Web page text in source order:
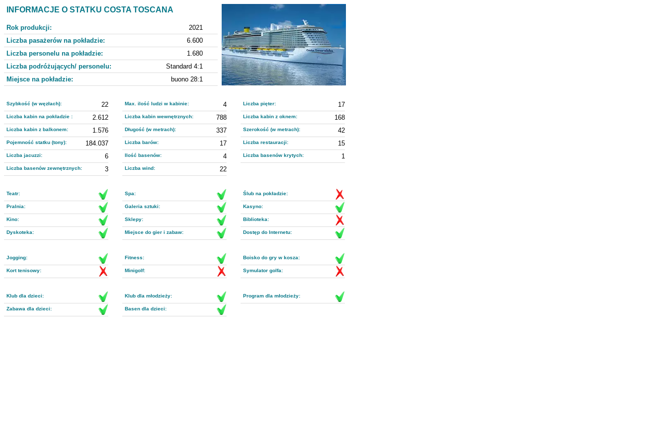
INFORMACJE O STATKU COSTA TOSCANA
Rok produkcji:
2021
Liczba pasażerów na pokładzie:
6.600
Liczba personelu na pokładzie:
1.680
Liczba podróżujących/ personelu:
Standard 4:1
Miejsce na pokładzie:
buono 28:1
Szybkość (w węzłach): 22 Max. ilość ludzi w kabinie: 4 Liczba pięter: 17
Liczba kabin na pokładzie : 2.612 Liczba kabin wewnętrznych: 788 Liczba kabin z oknem: 168
Liczba kabin z balkonem: 1.576 Długość (w metrach): 337 Szerokość (w metrach): 42
Pojemność statku (tony): 184.037 Liczba barów: 17 Liczba restauracji: 15
Liczba jacuzzi: 6 Ilość basenów: 4 Liczba basenów krytych: 1
Liczba basenów zewnętrznych: 3 Liczba wind: 22
Teatr: Spa: Ślub na pokładzie:
Pralnia: Galeria sztuki: Kasyno:
Kino: Sklepy: Biblioteka:
Dyskoteka: Miejsce do gier i zabaw: Dostęp do Internetu:
Jogging: Fitness: Boisko do gry w kosza:
Kort tenisowy: Minigolf: Symulator golfa:
Klub dla dzieci: Klub dla młodzieży: Program dla młodzieży:
Zabawa dla dzieci: Basen dla dzieci: